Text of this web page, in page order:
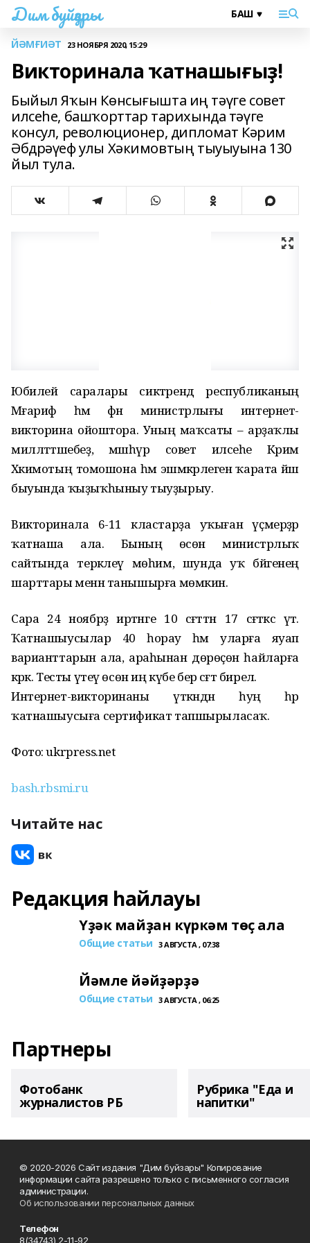
Дим буйҙары
ЙӘМҒИӘТ 23 НОЯБРЯ 2020, 15:29
Викторинала ҡатнашығыҙ!
Быйыл Яҡын Көнсығышта иң тәүге совет
илсеһе, башҡорттар тарихында тәүге
консул, революционер, дипломат Кәрим
Әбдрәүеф улы Хәкимовтың тыуыуына 130
йыл тула.
Юбилей саралары сиктәрендә республиканың
Мәғариф һәм фән министрлығы интернет-
викторина ойоштора. Уның маҡсаты – арҙаҡлы
милләттәшебеҙ, мәшһүр совет илсеһе Кәрим
Хәкимотың томошона һәм эшмәкәрлегенә ҡарата йәш
быуында ҡыҙыҡһыныу тыуҙырыу.
Викторинала 6-11 кластарҙа уҡыған үҫмерҙәр
ҡатнаша ала. Бының өсөн министрлыҡ
сайтында теркәлеү мөһим, шунда уҡ бәйгенең
шарттары менән танышырға мөмкин.
Сара 24 ноябрҙә иртәнге 10 сәғәттән 17 сәғәткәсә үтә.
Ҡатнашыусылар 40 һорау һәм уларға яуап
варианттарын ала, араһынан дөрөҫөн һайларға
кәрәк. Тесты үтеү өсөн иң күбе бер сәғәт бирелә.
Интернет-викторинаны үткәндән һуң һәр
ҡатнашыусыға сертификат тапшырыласаҡ.
Фото: ukrpress.net
bash.rbsmi.ru
Читайте нас
Редакция һайлауы
Үҙәк майҙан күркәм төҫ ала
Общие статьи 3 АВГУСТА , 07:38
Йәмле йәйҙәрҙә
Общие статьи 3 АВГУСТА , 06:25
Партнеры
Фотобанк
журналистов РБ
Рубрика "Еда и
напитки"
© 2020-2026 Сайт издания "Дим буйзары" Копирование
информации сайта разрешено только с письменного согласия
администрации.
Об использовании персональных данных
Телефон
8(34743) 2-11-92